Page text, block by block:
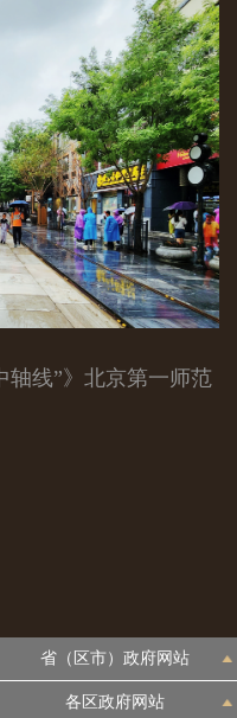
轴线”》北京第一师范
省（区市）政府网站
各区政府网站